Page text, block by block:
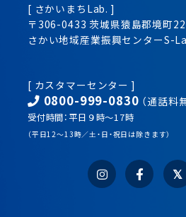
[ さかいまちLab. ]
〒306-0433 茨城県猿島郡境町
さかい地域産業振興センターS-
[ カスタマーセンター ]
0800-999-0830 （通話料
受付時間：平日９時～17時
（平日12～13時／土・日・祝日は除きます）